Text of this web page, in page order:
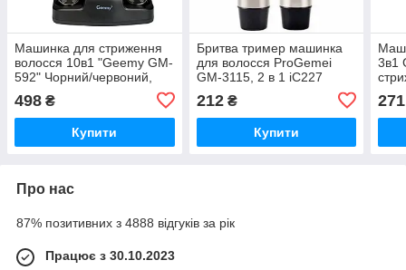
Машинка для стриження
волосся 10в1 "Geemy GM-
592" Чорний/червоний,
обличчя бороди/носа (ST)
iC227
498 ₴
Купити
Бритва тример машинка
для волосся ProGemei
GM-3115, 2 в 1 iC227
212₴
Купити
3в1
271
Про нас
87% позитивних з 4888 відгуків за рік
Працює з 30.10.2023